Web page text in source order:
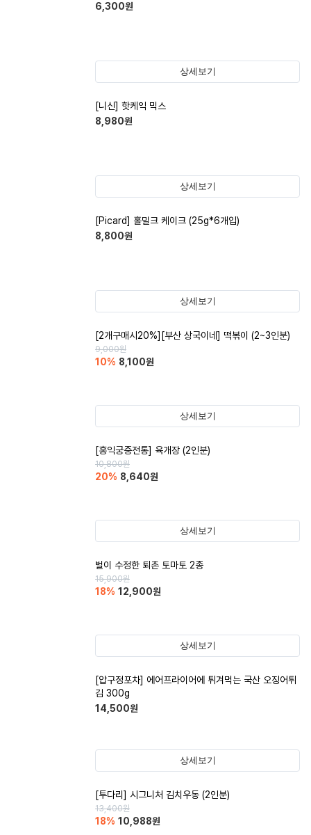
6,300원
상세보기
[니신] 핫케익 믹스
8,980원
상세보기
[Picard] 홀밀크 케이크 (25g*6개입)
8,800원
상세보기
[2개구매시20%][부산 상국이네] 떡볶이 (2~3인분)
9,000원
10% 8,100원
상세보기
[홍익궁중전통] 육개장 (2인분)
10,800원
20% 8,640원
상세보기
벌이 수정한 퇴촌 토마토 2종
15,900원
18% 12,900원
상세보기
[압구정포차] 에어프라이어에 튀겨먹는 국산 오징어튀
김 300g
14,500원
상세보기
[투다리] 시그니처 김치우동 (2인분)
13,400원
18% 10,988원